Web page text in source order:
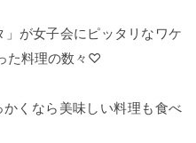
」が女子会にピッタリなワケ
た料理の数々♡
かくなら美味しい料理も食べ